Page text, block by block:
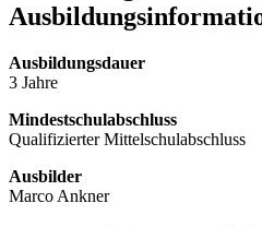
Ausbildungsdauer
3 Jahre
Mindestschulabschluss
Qualifizierter Mittelschulabschluss
Ausbilder
Marco Ankner